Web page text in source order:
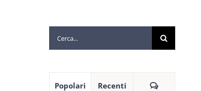
Cerca
per:
Popolari Recenti Commenti